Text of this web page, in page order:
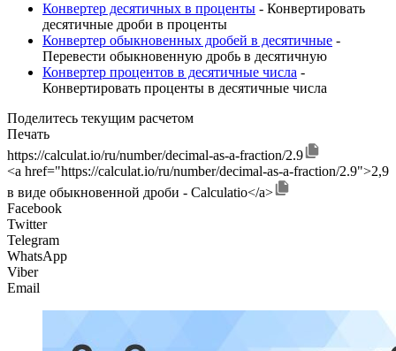
Конвертер десятичных в проценты - Конвертировать
десятичные дроби в проценты
Конвертер обыкновенных дробей в десятичные -
Перевести обыкновенную дробь в десятичную
Конвертер процентов в десятичные числа -
Конвертировать проценты в десятичные числа
Поделитесь текущим расчетом
Печать
https://calculat.io/ru/number/decimal-as-a-fraction/2.9
<a href="https://calculat.io/ru/number/decimal-as-a-fraction/2.9">2,9
в виде обыкновенной дроби - Calculatio</a>
Facebook
Twitter
Telegram
WhatsApp
Viber
Email